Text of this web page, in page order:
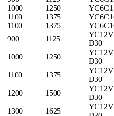
1000 1250
1100 1375
1100 1375
900 1125
D30
1000 1250
D30
1100 1375
D30
1200 1500
D30
1300 1625